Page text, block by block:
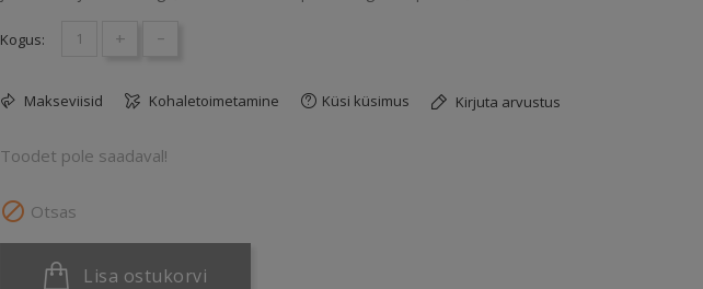
Kogus: + -
Makseviisid Kohaletoimetamine Küsi küsimus Kirjuta arvustus
Toodet pole saadaval!
 Otsas
Lisa ostukorvi